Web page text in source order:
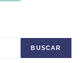
BUSCAR